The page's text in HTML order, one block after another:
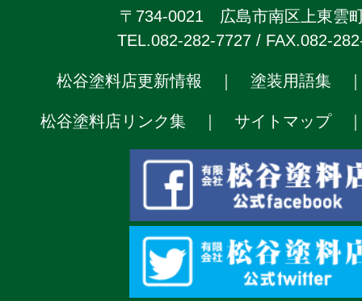
〒734-0021 広島市南区上東雲
TEL.082-282-7727 / FAX.082-
松谷塗料店更新情報 塗装用語集
松谷塗料店リンク集 サイトマップ